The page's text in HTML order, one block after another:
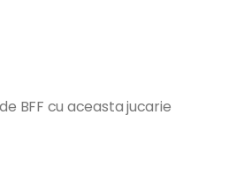
BFF cu aceasta jucarie